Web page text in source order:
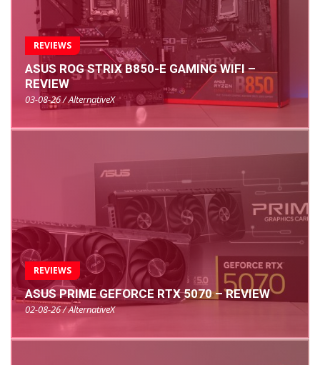
REVIEWS
ASUS ROG STRIX B850-E GAMING WIFI –
REVIEW
03-08-26 / AlternativeX
REVIEWS
ASUS PRIME GEFORCE RTX 5070 – REVIEW
02-08-26 / AlternativeX